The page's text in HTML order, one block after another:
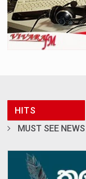
HITS
MUST SEE NEWS